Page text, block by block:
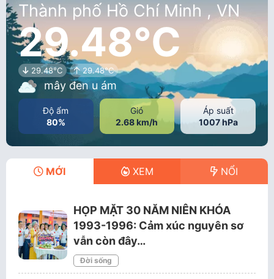
Thành phố Hồ Chí Minh , VN
29.48°C
29.48°C 29.48°C
mây đen u ám
Độ ẩm
80%
Gió
2.68 km/h
Áp suất
1007 hPa
MỚI XEM NỔI
HỌP MẶT 30 NĂM NIÊN KHÓA
1993-1996: Cảm xúc nguyên sơ
vẫn còn đây…
Đời sống